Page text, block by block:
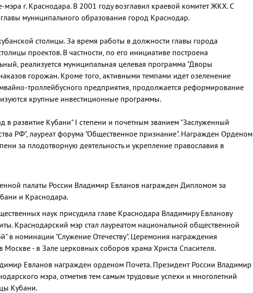
г. Краснодара. В 2001 году возглавил краевой комитет ЖКХ. С
муниципального образования город Краснодар.
столицы. За время работы в должности главы города
проектов. В частности, по его инициативе построена
реализуется муниципальная целевая программа "Дворы
горожан. Кроме того, активными темпами идет озеленение
троллейбусного предприятия, продолжается реформирование
крупные инвестиционные программы.
развитие Кубани" I степени и почетным званием "Заслуженный
РФ", лауреат форума "Общественное признание". Награжден Орденом
за плодотворную деятельность и укрепление православия в
палаты России Владимир Евланов награжден Дипломом за
и Краснодара.
наук присудила главе Краснодара Владимиру Евланову
Краснодарский мэр стал лауреатом национальной общественной
в номинации "Служение Отечеству". Церемония награждения
Москве - в Зале церковных соборов храма Христа Спасителя.
Евланов награжден орденом Почета. Президент России Владимир
мэра, отметив тем самым трудовые успехи и многолетний
Кубани.